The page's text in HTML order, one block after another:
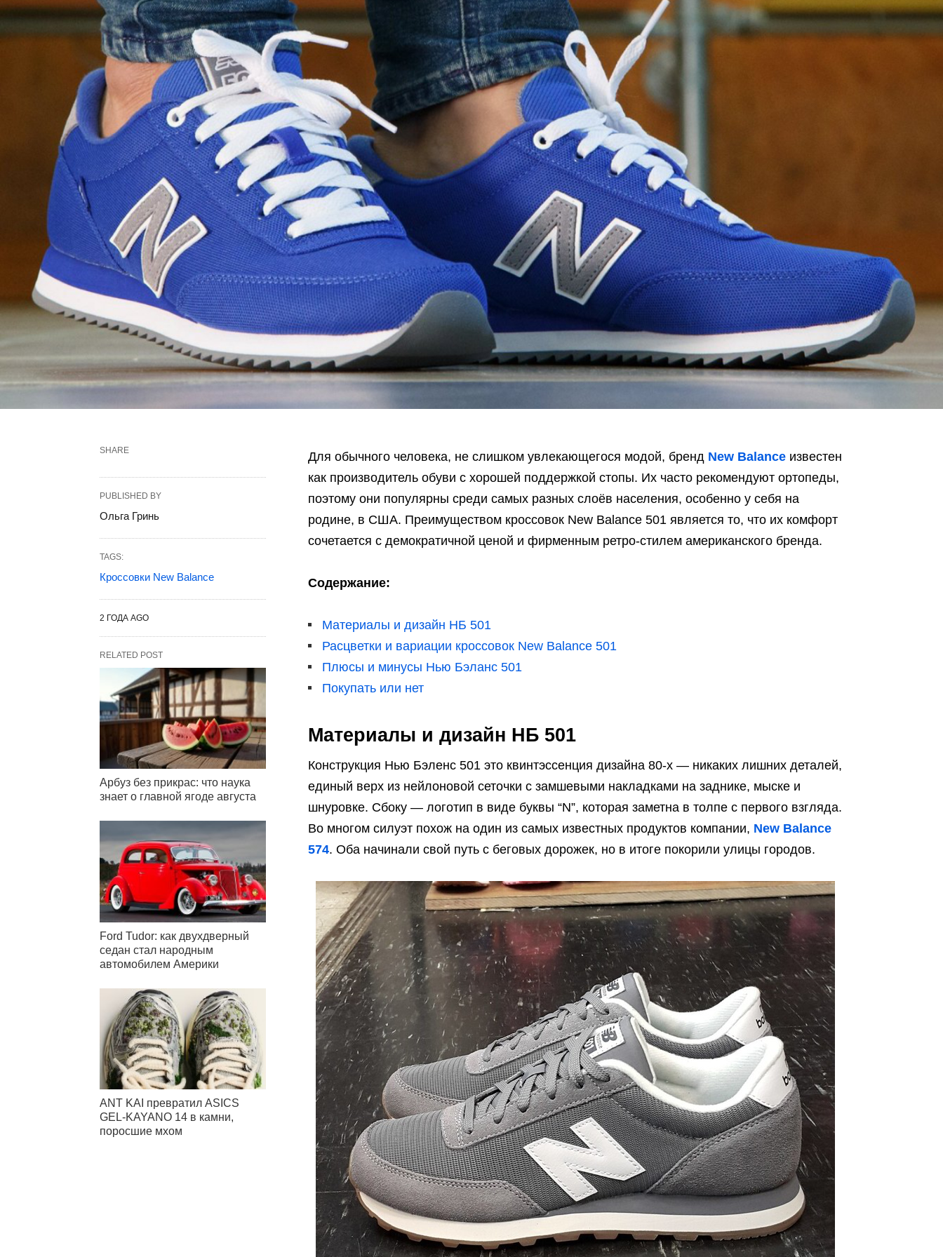
Для обычного человека, не слишком увлекающегося модой, бренд New Balanceизвестен
как производитель обуви с хорошей поддержкой стопы. Их часто рекомендуют ортопеды,
поэтому они популярны среди самых разных слоёв населения, особенно у себя на
родине, в США. Преимуществом кроссовок New Balance 501 является то, что их комфорт
сочетается с демократичной ценой и фирменным ретро-стилем американского бренда.
Содержание:
Материалы и дизайн НБ 501
Расцветки и вариации кроссовок New Balance 501
Плюсы и минусы Нью Бэланс 501
Покупать или нет
Материалы и дизайн НБ 501
Конструкция Нью Бэленс 501 это квинтэссенция дизайна 80-х — никаких лишних деталей,
единый верх из нейлоновой сеточки с замшевыми накладками на заднике, мыске и
шнуровке. Сбоку — логотип в виде буквы “N”, которая заметна в толпе с первого взгляда.
Во многом силуэт похож на один из самых известных продуктов компании, New Balance
574. Оба начинали свой путь с беговых дорожек, но в итоге покорили улицы городов.
SHARE
PUBLISHED BY
Ольга Гринь
TAGS:
Кроссовки New Balance
2 ГОДА AGO
RELATED POST
Арбуз без прикрас: что наука
знает о главной ягоде августа
Ford Tudor: как двухдверный
седан стал народным
автомобилем Америки
ANT KAI превратил ASICS
GEL-KAYANO 14 в камни,
поросшие мхом